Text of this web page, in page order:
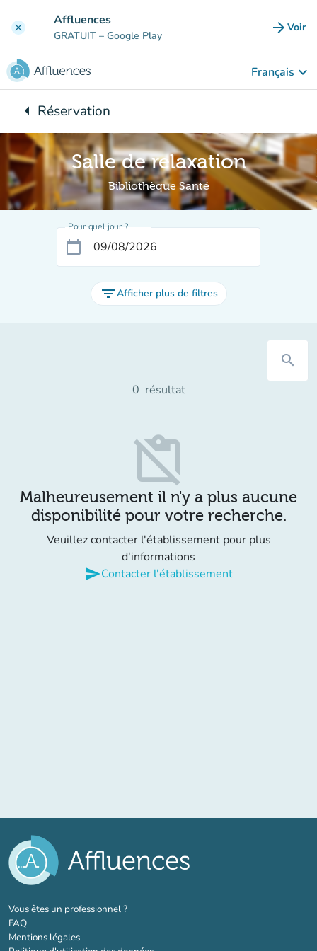
clear Affluences
GRATUIT – Google Play arrow_forward Voir
Français keyboard_arrow_down
arrow_leftRetour à :
Réservation
Salle de relaxation
Bibliothèque Santé
Pour quel jour ?
calendar_today
filter_listAfficher plus de filtres
search
0 résultat
content_paste_off
Malheureusement il n'y a plus aucune
disponibilité pour votre recherche.
Veuillez contacter l'établissement pour plus
d'informations
sendContacter l'établissement
Vous êtes un professionnel ?(nouvel onglet)
FAQ
Mentions légales